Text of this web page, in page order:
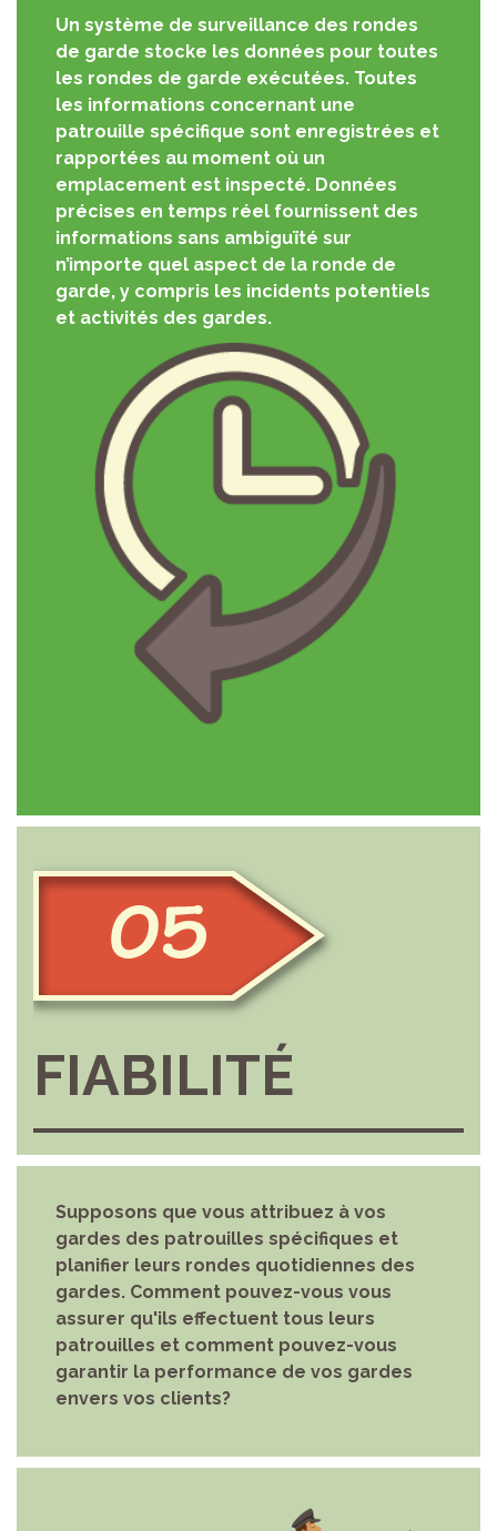
Un système de surveillance des rondes
de garde stocke les données pour toutes
les rondes de garde exécutées. Toutes
les informations concernant une
patrouille spécifique sont enregistrées et
rapportées au moment où un
emplacement est inspecté. Données
précises en temps réel fournissent des
informations sans ambiguïté sur
n’importe quel aspect de la ronde de
garde, y compris les incidents potentiels
et activités des gardes.
FIABILITÉ
Supposons que vous attribuez à vos
gardes des patrouilles spécifiques et
planifier leurs rondes quotidiennes des
gardes. Comment pouvez-vous vous
assurer qu'ils effectuent tous leurs
patrouilles et comment pouvez-vous
garantir la performance de vos gardes
envers vos clients?